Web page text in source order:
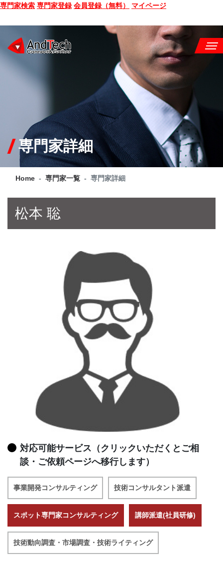
専門家検索 専門家登録 会員登録（無料） マイページ
CONSULTING
SERVICE
COMPANY
Q&A
専門家詳細
Home 専門家一覧 専門家詳細
松本 聡
対応可能サービス（クリックいただくとご相
談・ご依頼ページへ移行します）
事業開発コンサルティング 技術コンサルタント派遣
スポット専門家コンサルティング 講師派遣(社員研修)
技術動向調査・市場調査・技術ライティング